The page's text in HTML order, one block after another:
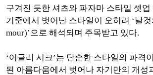
구겨진 듯한 셔츠와 파자마 스타일 셋업
기준에서 벗어난 스타일이 오히려 ‘날
mour)’으로 해석되며 주목받고 있다.
‘어글리 시크’는 단순한 스타일의 파격
된 아름다움에서 벗어나 자기만의 개성